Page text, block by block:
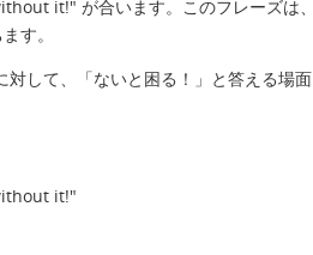
it!" が合います。このフレーズは、
す。
して、「ないと困る！」と答える場面
it!"